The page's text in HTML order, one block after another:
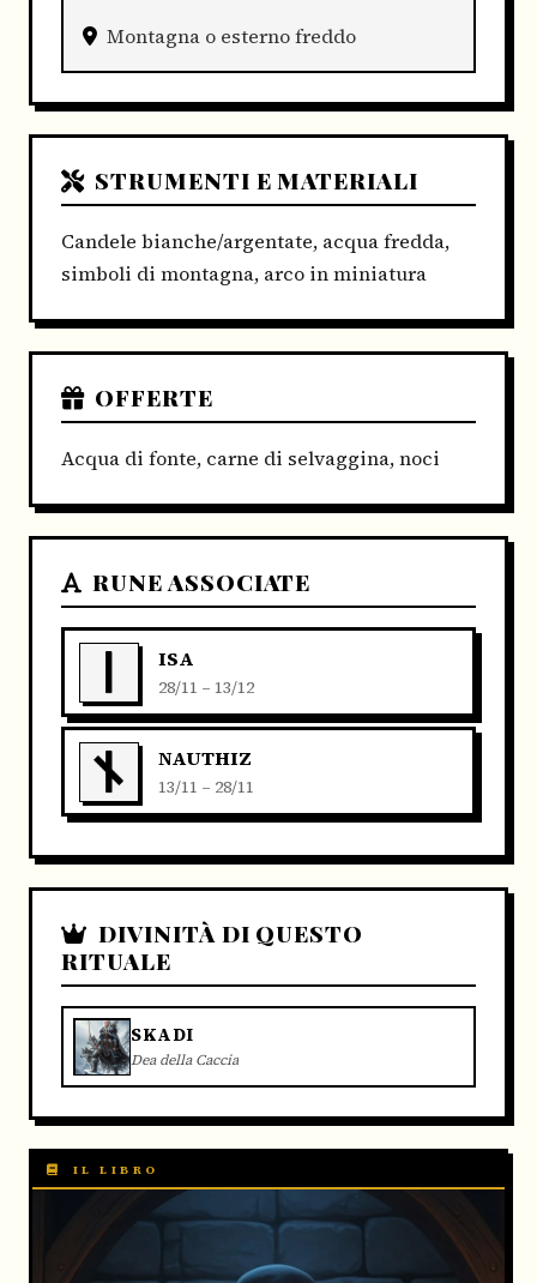
Montagna o esterno freddo
STRUMENTI E MATERIALI
Candele bianche/argentate, acqua fredda,
simboli di montagna, arco in miniatura
OFFERTE
Acqua di fonte, carne di selvaggina, noci
RUNE ASSOCIATE
ISA
28/11 – 13/12
NAUTHIZ
13/11 – 28/11
DIVINITÀ DI QUESTO
RITUALE
SKADI
Dea della Caccia
IL LIBRO